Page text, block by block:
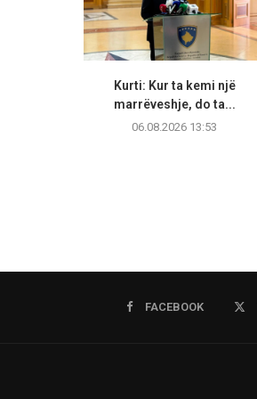
Kurti: Kur ta kemi një
marrëveshje, do ta...
06.08.2026 13:53
FACEBOOK